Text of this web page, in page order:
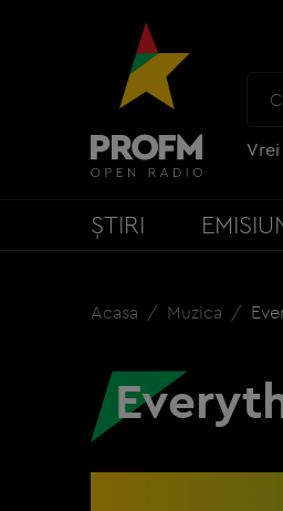
Vrei
ȘTIRI
Acasa Muzica